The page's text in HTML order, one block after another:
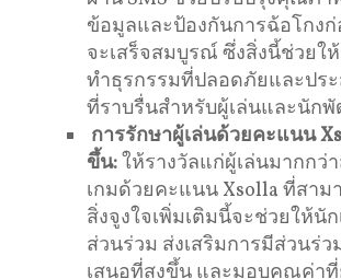
ข้อมูลและป้องกันการฉ้อโกง
จะเสร็จสมบูรณ์ ซึ่งสิ่งนี้ช่วยใ
ทำธุรกรรมที่ปลอดภัยและปร
ที่ราบรื่นสำหรับผู้เล่นและนัก
การรักษาผู้เล่นด้วยคะแนน
ขึ้น:ให้รางวัลแก่ผู้เล่นมากกว่
เกมด้วยคะแนน Xsolla ที่สาม
สิ่งจูงใจเพิ่มเติมนี้จะช่วยให้นั
ส่วนร่วม ส่งเสริมการมีส่วนร่
เสนอที่สูงขึ้น และมอบคุณค่า